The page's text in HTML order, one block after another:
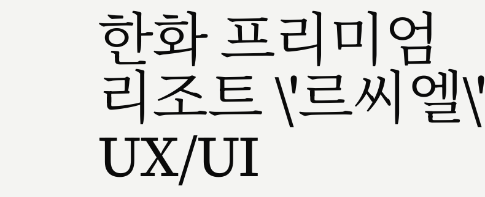
한화 프리미엄
리조트 \'르씨엘\'
UX/UI